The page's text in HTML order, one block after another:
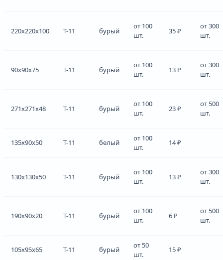
220x220x100 Т-11 бурый
от 100
шт.
35 ₽
от 300
шт.
90x90x75 Т-11 бурый
от 100
шт.
13 ₽
от 300
шт.
271x271x48 Т-11 бурый
от 100
шт.
23 ₽
от 500
шт.
135x90x50 Т-11 белый
от 100
шт.
14 ₽
130x130x50 Т-11 бурый
от 100
шт.
13 ₽
от 300
шт.
190x90x20 Т-11 бурый
от 100
шт.
6 ₽
от 500
шт.
105x95x65 Т-11 бурый
от 50
шт.
15 ₽